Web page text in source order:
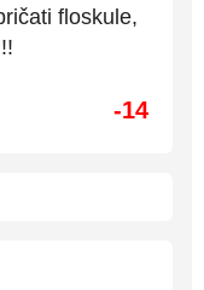
floskule,
-14